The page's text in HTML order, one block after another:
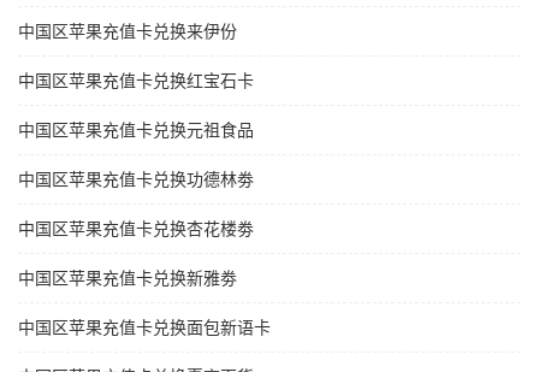
中国区苹果充值卡兑换来伊份
中国区苹果充值卡兑换红宝石卡
中国区苹果充值卡兑换元祖食品
中国区苹果充值卡兑换功德林劵
中国区苹果充值卡兑换杏花楼劵
中国区苹果充值卡兑换新雅劵
中国区苹果充值卡兑换面包新语卡